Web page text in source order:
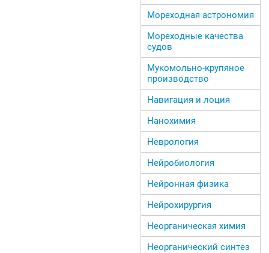
Мореходная астрономия
Мореходные качества
судов
Мукомольно-крупяное
производство
Навигация и лоция
Нанохимия
Неврология
Нейробиология
Нейронная физика
Нейрохирургия
Неорганическая химия
Неорганический синтез